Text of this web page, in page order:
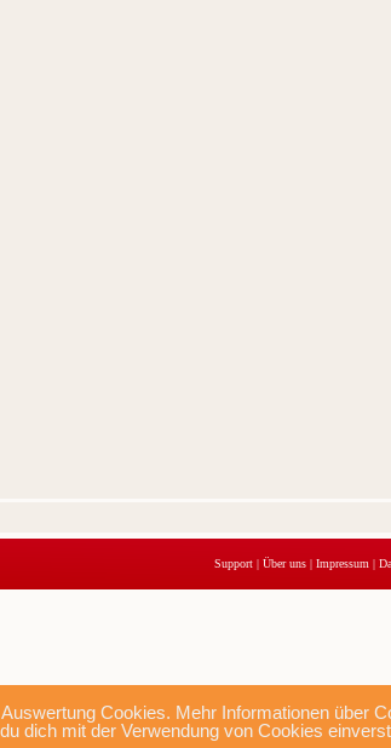
Cookies. Mehr Informationen über
dich mit der Verwendung von Cookies
Support | Über uns | Impressum |